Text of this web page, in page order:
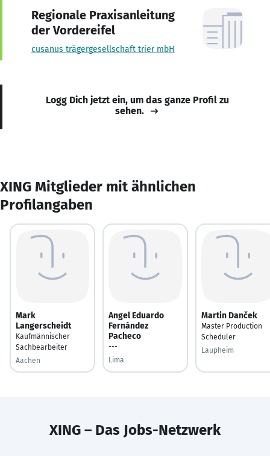
Regionale Praxisanleitung
der Vordereifel
cusanus trägergesellschaft trier mbH
Logg Dich jetzt ein, um das ganze Profil zu
sehen.
XING Mitglieder mit ähnlichen
Profilangaben
Mark
Langerscheidt
Kaufmännischer
Sachbearbeiter
Aachen
Angel Eduardo
Fernández
Pacheco
---
Lima
Martin Danček
Master Production
Scheduler
Laupheim
XING – Das Jobs-Netzwerk